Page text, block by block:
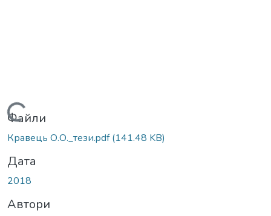
Вантажиться...
Файли
Кравець О.О._тези.pdf(141.48 KB)
Дата
2018
Автори